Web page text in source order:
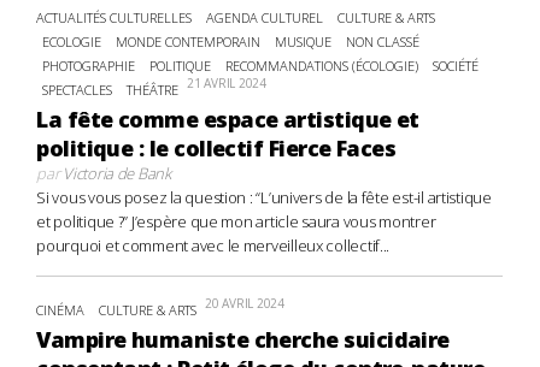
ACTUALITÉS CULTURELLES AGENDA CULTUREL
CULTURE & ARTS
ECOLOGIE
MONDE CONTEMPORAIN MUSIQUE
NON CLASSÉ
PHOTOGRAPHIE
POLITIQUE RECOMMANDATIONS (ÉCOLOGIE)
SOCIÉTÉ
SPECTACLES
THÉÂTRE 21 AVRIL 2024
La fête comme espace artistique et
politique : le collectif Fierce Faces
parVictoria de Bank
Si vous vous posez la question : “L’univers de la fête est-il artistique
et politique ?” J’espère que mon article saura vous montrer
pourquoi et comment avec le merveilleux collectif...
CINÉMA CULTURE & ARTS 20 AVRIL 2024
Vampire humaniste cherche suicidaire